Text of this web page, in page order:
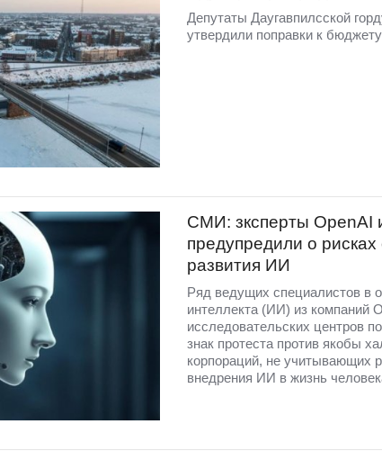
Депутаты Даугавпилсской
утвердили поправки к
СМИ: зксперты OpenAI
предупредили о рисках
развития ИИ
Ряд ведущих специалистов в
интеллекта (ИИ) из компаний
исследовательских центров
знак протеста против якобы
корпораций, не учитывающих
внедрения ИИ в жизнь